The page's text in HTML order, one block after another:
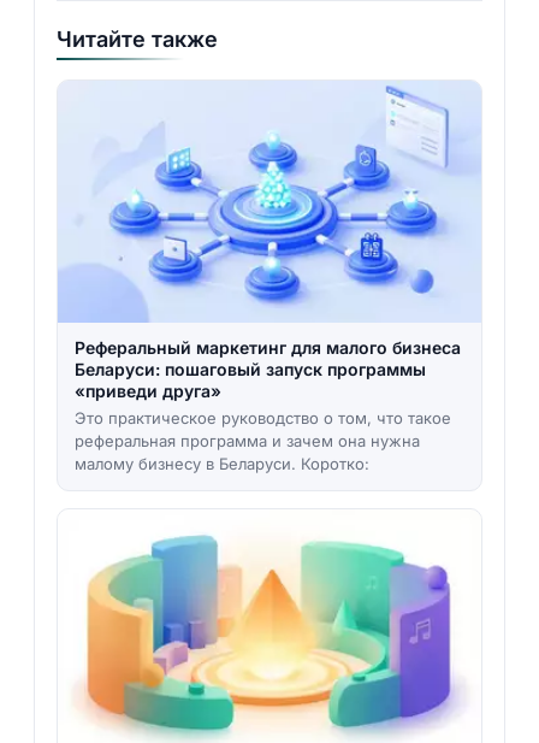
Читайте также
Реферальный маркетинг для малого бизнеса
Беларуси: пошаговый запуск программы
«приведи друга»
Это практическое руководство о том, что такое
реферальная программа и зачем она нужна
малому бизнесу в Беларуси. Коротко: